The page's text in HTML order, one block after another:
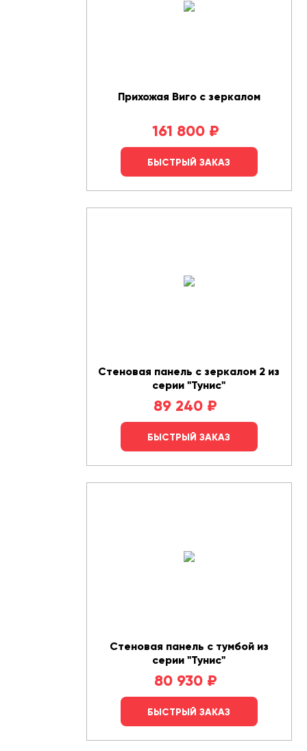
Прихожая Виго с зеркалом
161 800 ₽
БЫСТРЫЙ ЗАКАЗ
Стеновая панель с зеркалом 2 из
серии "Тунис"
89 240 ₽
БЫСТРЫЙ ЗАКАЗ
Стеновая панель с тумбой из
серии "Тунис"
80 930 ₽
БЫСТРЫЙ ЗАКАЗ